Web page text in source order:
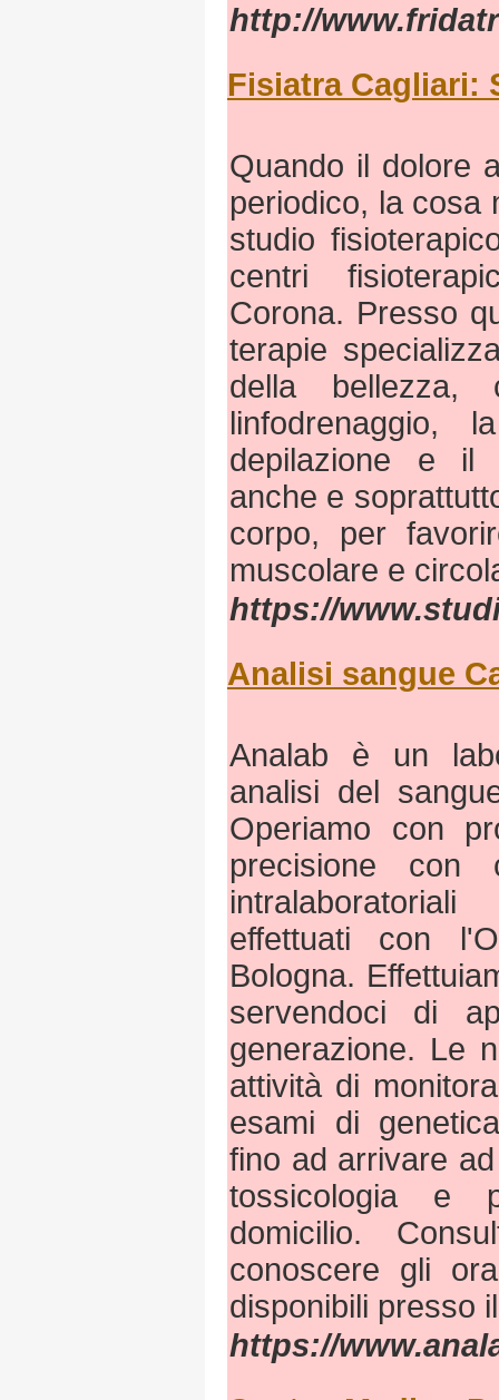
http://
Fisiatra Cagliari:
Quando il dolore
periodico, la cosa
studio
centri
Corona. Presso
terapie
della
depilazione e il
anche e
corpo, per
muscolare e
https://
Analisi sangue
Analab è un
analisi del
Operiamo con
precisione con
effettuati con
Bologna.
servendoci di
generazione. Le
attività di
esami di
fino ad arrivare
tossicologia e
domicilio.
conoscere gli
disponibili presso
https://